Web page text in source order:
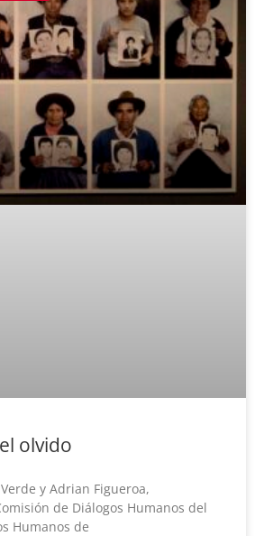
olvido
y Adrian Figueroa,
de Diálogos Humanos del
Humanos de